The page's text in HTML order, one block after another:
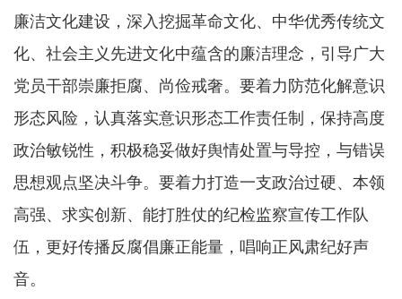
廉洁文化建设，深入挖掘革命文化、中华优秀传统文
化、社会主义先进文化中蕴含的廉洁理念，引导广大
党员干部崇廉拒腐、尚俭戒奢。要着力防范化解意识
形态风险，认真落实意识形态工作责任制，保持高度
政治敏锐性，积极稳妥做好舆情处置与导控，与错误
思想观点坚决斗争。要着力打造一支政治过硬、本领
高强、求实创新、能打胜仗的纪检监察宣传工作队
伍，更好传播反腐倡廉正能量，唱响正风肃纪好声
音。